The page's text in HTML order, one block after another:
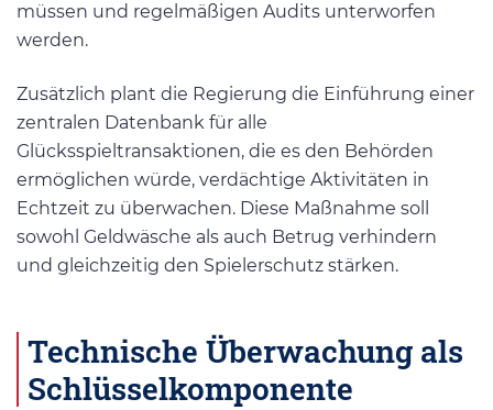
müssen und regelmäßigen Audits unterworfen
werden.
Zusätzlich plant die Regierung die Einführung einer
zentralen Datenbank für alle
Glücksspieltransaktionen, die es den Behörden
ermöglichen würde, verdächtige Aktivitäten in
Echtzeit zu überwachen. Diese Maßnahme soll
sowohl Geldwäsche als auch Betrug verhindern
und gleichzeitig den Spielerschutz stärken.
Technische Überwachung als
Schlüsselkomponente